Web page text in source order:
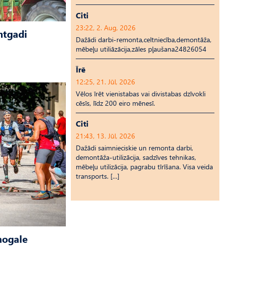
Citi
23:22, 2. Aug, 2026
Dažādi darbi-remonta,celtniecība,demontāža,
mēbeļu utiliāzācija,zāles pļaušana24826054
Īrē
12:25, 21. Jūl, 2026
Vēlos īrēt vienistabas vai divistabas dzīvokli
cēsīs, līdz 200 eiro mēnesī.
Citi
21:43, 13. Jūl, 2026
Dažādi saimnieciskie un remonta darbi,
demontāža-utilizācija, sadzīves tehnikas,
mēbeļu utilizācija, pagrabu tīrīšana. Visa veida
transports. […]